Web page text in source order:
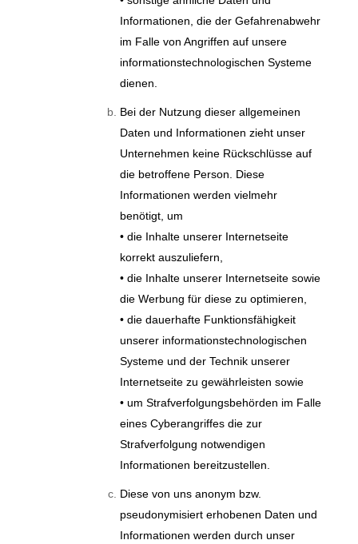
Informationen, die der Gefahrenabwehr
im Falle von Angriffen auf unsere
informationstechnologischen Systeme
dienen.
Bei der Nutzung dieser allgemeinen
Daten und Informationen zieht unser
Unternehmen keine Rückschlüsse auf
die betroffene Person. Diese
Informationen werden vielmehr
benötigt, um
• die Inhalte unserer Internetseite
korrekt auszuliefern,
• die Inhalte unserer Internetseite sowie
die Werbung für diese zu optimieren,
• die dauerhafte Funktionsfähigkeit
unserer informationstechnologischen
Systeme und der Technik unserer
Internetseite zu gewährleisten sowie
• um Strafverfolgungsbehörden im Falle
eines Cyberangriffes die zur
Strafverfolgung notwendigen
Informationen bereitzustellen.
Diese von uns anonym bzw.
pseudonymisiert erhobenen Daten und
Informationen werden durch unser